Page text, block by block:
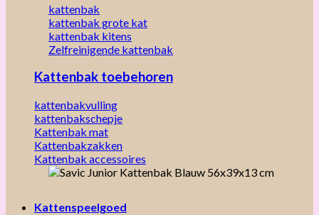
kattenbak
kattenbak grote kat
kattenbak kitens
Zelfreinigende kattenbak
Kattenbak toebehoren
kattenbakvulling
kattenbakschepje
Kattenbak mat
Kattenbakzakken
Kattenbak accessoires
Kattenspeelgoed